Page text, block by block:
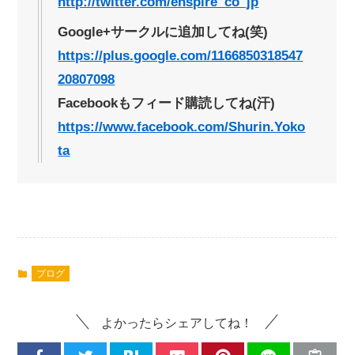
Google+サークルに追加してね(笑)
https://plus.google.com/1166850318547
20807098
Facebookもフィード購読してね(汗)
https://www.facebook.com/Shurin.Yoko
ta
ブログ
よかったらシェアしてね！